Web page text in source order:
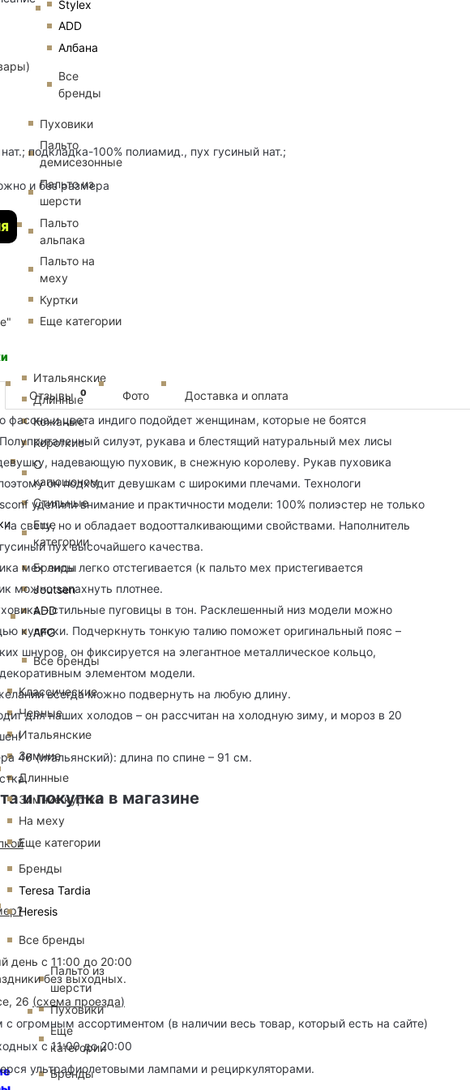
Stylex
ADD
Албана
Все
бренды
Пуховики
Пальто
демисезонные
Пальто из
шерсти
Пальто
альпака
Пальто на
меху
Куртки
Еще категории
Итальянские
Длинные
Кожаные
Короткие
С
капюшоном
Стильные
Еще
категории
Бренды
Joutsen
ADD
AFG
Все бренды
Классические
Черные
Итальянские
Зимние
Длинные
Зимние куртки
На меху
Еще категории
Бренды
Teresa Tardia
Heresis
Все бренды
Пальто из
шерсти
Пуховики
Еще
категории
Бренды
подкладка-100% полиамид., пух гусиный нат.;
и без размера
Отзывы 0 Фото
Доставка и оплата
фасона и цвета индиго подойдет женщинам, которые не боятся
силуэт, рукава и блестящий натуральный мех лисы
надевающую пуховик, в снежную королеву. Рукав пуховика
он подходит девушкам с широкими плечами. Технологи
уделили внимание и практичности модели: 100% полиэстер не только
на свету, но и обладает водоотталкивающими свойствами. Наполнитель
пух высочайшего качества.
мех лисы легко отстегивается (к пальто мех пристегивается
можно запахнуть плотнее.
– стильные пуговицы в тон. Расклешенный низ модели можно
кулиски. Подчеркнуть тонкую талию поможет оригинальный пояс –
шнуров, он фиксируется на элегантное металлическое кольцо,
элементом модели.
всегда можно подвернуть на любую длину.
для наших холодов – он рассчитан на холодную зиму, и мороз в 20
46 (итальянский): длина по спине – 91 см.
и покупка в магазине
день с 11:00 до 20:00
без выходных.
26 (схема проезда)
огромным ассортиментом (в наличии весь товар, который есть на сайте)
с 11:00 до 20:00
ультрафиолетовыми лампами и рециркуляторами.